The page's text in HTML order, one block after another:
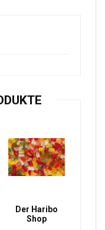
Der Haribo
Shop